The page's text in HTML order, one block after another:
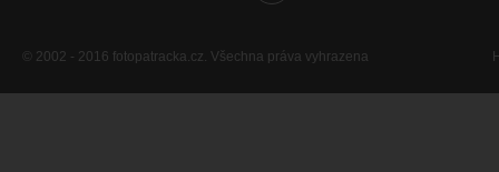
© 2002 - 2016 fotopatracka.cz. Všechna práva vyhrazena